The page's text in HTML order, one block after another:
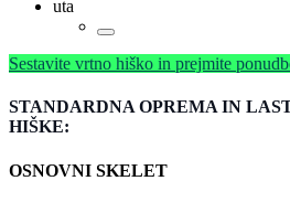
Sestavite vrtno hiško in prejmite
STANDARDNA OPREMA IN
HIŠKE:
OSNOVNI SKELET